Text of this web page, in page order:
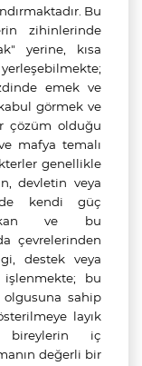
Bu
zihinlerinde
yerine, kısa
emek ve
görmek ve
çözüm olduğu
mafya temalı
genellikle
devletin veya
kendi güç
ve bu
çevrelerinden
destek veya
işlenmekte; bu
sahip
layık
bireylerin iç
değerli bir